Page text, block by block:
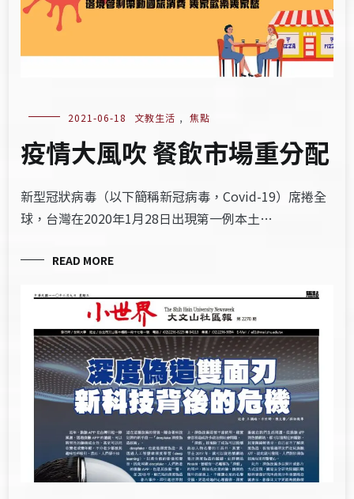
2021-06-18 文教生活 , 焦點
疫情大風吹 餐飲市場重分配
新型冠狀病毒（以下簡稱新冠病毒，Covid-19）席捲全
球，台灣在2020年1月28日出現第一例本土…
READ MORE